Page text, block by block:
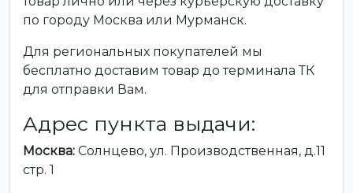
по городу Москва или Мурманск.
Для региональных покупателей мы
бесплатно доставим товар до терминала ТК
для отправки Вам.
Адрес пункта выдачи:
Москва: Солнцево, ул. Производственная, д.11
стр. 1